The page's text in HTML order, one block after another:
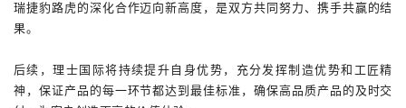
瑞捷豹路虎的深化合作迈向新高度，是双方共同努力、携手共赢的结
果。
后续，理士国际将持续提升自身优势，充分发 挥制造优势和工匠精
神，保证产品的每一环节都达到最佳标准，确保高品质产品的及时交